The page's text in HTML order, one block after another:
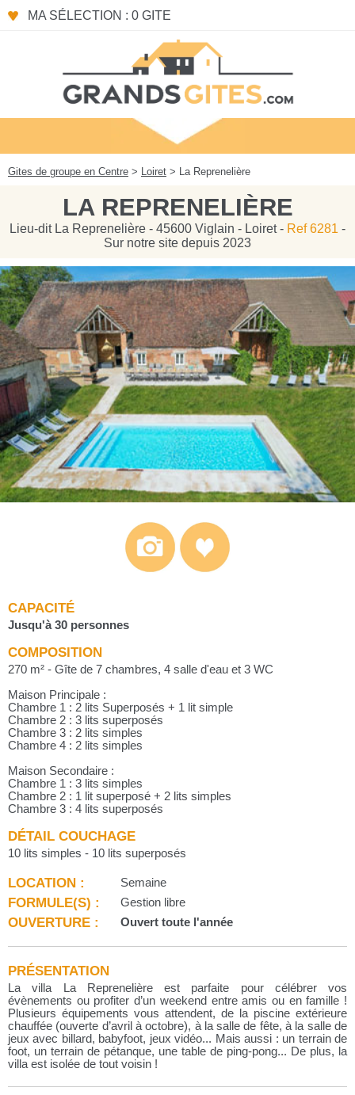
MA SÉLECTION : 0 GITE
Gites de groupe en Centre > Loiret > La Reprenelière
LA REPRENELIÈRE
Lieu-dit La Reprenelière - 45600 Viglain - Loiret - Ref 6281 -
Sur notre site depuis 2023
CAPACITÉ
Jusqu'à 30 personnes
COMPOSITION
270 m² - Gîte de 7 chambres, 4 salle d'eau et 3 WC
Maison Principale :
Chambre 1 : 2 lits Superposés + 1 lit simple
Chambre 2 : 3 lits superposés
Chambre 3 : 2 lits simples
Chambre 4 : 2 lits simples
Maison Secondaire :
Chambre 1 : 3 lits simples
Chambre 2 : 1 lit superposé + 2 lits simples
Chambre 3 : 4 lits superposés
DÉTAIL COUCHAGE
10 lits simples - 10 lits superposés
LOCATION : Semaine
FORMULE(S) : Gestion libre
OUVERTURE : Ouvert toute l'année
PRÉSENTATION
La villa La Reprenelière est parfaite pour célébrer vos
évènements ou profiter d’un weekend entre amis ou en famille !
Plusieurs équipements vous attendent, de la piscine extérieure
chauffée (ouverte d’avril à octobre), à la salle de fête, à la salle de
jeux avec billard, babyfoot, jeux vidéo... Mais aussi : un terrain de
foot, un terrain de pétanque, une table de ping-pong... De plus, la
villa est isolée de tout voisin !
Panneau de gestion des cookies